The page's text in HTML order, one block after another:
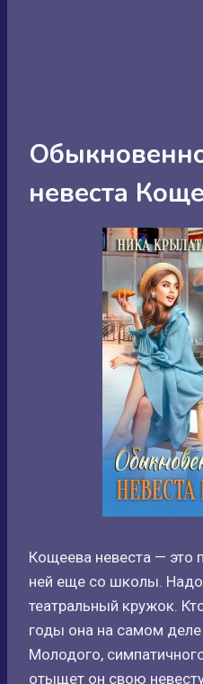
невеста
Кощеева невеста — это
ней еще со школы.
театральный кружок.
годы она на самом
Молодого,
отыщет он свою